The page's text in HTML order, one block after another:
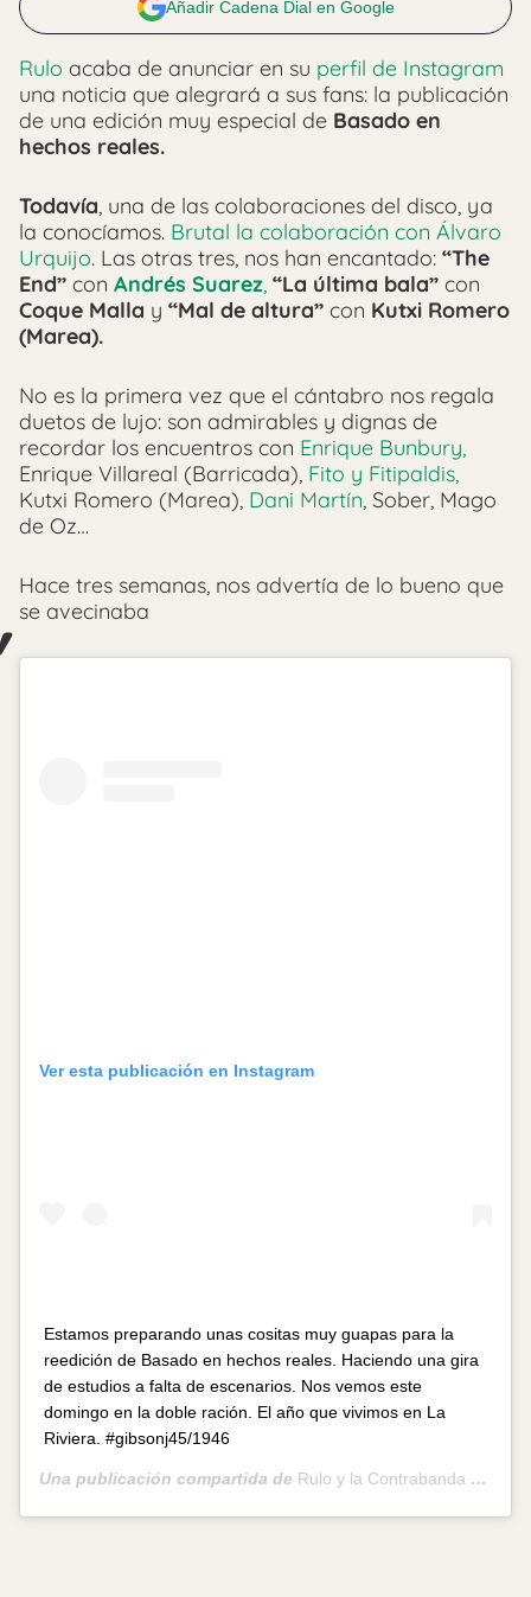
Añadir Cadena Dial en Google
Rulo acaba de anunciar en su perfil de Instagram
una noticia que alegrará a sus fans: la publicación
de una edición muy especial de Basado en
hechos reales.
Todavía, una de las colaboraciones del disco, ya
la conocíamos. Brutal la colaboración con Álvaro
Urquijo. Las otras tres, nos han encantado: “The
End” con Andrés Suarez, “La última bala” con
Coque Malla y “Mal de altura” con Kutxi Romero
(Marea).
No es la primera vez que el cántabro nos regala
duetos de lujo: son admirables y dignas de
recordar los encuentros con Enrique Bunbury,
Enrique Villareal (Barricada), Fito y Fitipaldis,
Kutxi Romero (Marea), Dani Martín, Sober, Mago
de Oz…
Hace tres semanas, nos advertía de lo bueno que
se avecinaba
Ver esta publicación en Instagram
Estamos preparando unas cositas muy guapas para la
reedición de Basado en hechos reales. Haciendo una gira
de estudios a falta de escenarios. Nos vemos este
domingo en la doble ración. El año que vivimos en La
Riviera. #gibsonj45/1946
Una publicación compartida de Rulo y la Contrabanda